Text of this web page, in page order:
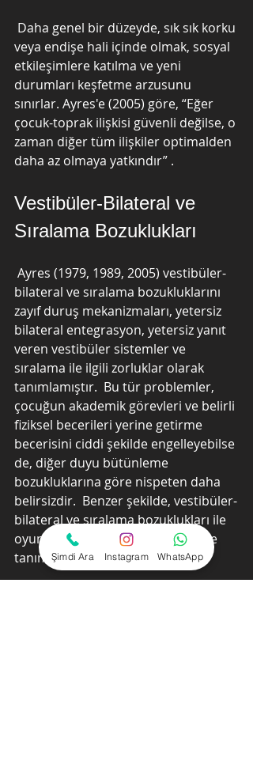
veya endişe hali içinde olmak, sosyal
etkileşimlere katılma ve yeni
durumları keşfetme arzusunu
sınırlar. Ayres'e (2005) göre, “Eğer
çocuk-toprak ilişkisi güvenli değilse, o
zaman diğer tüm ilişkiler optimalden
daha az olmaya yatkındır” .
Vestibüler-Bilateral ve
Sıralama Bozuklukları
bilateral ve sıralama bozukluklarını
zayıf duruş mekanizmaları, yetersiz
bilateral entegrasyon, yetersiz yanıt
veren vestibüler sistemler ve
sıralama ile ilgili zorluklar olarak
tanımlamıştır.  Bu tür problemler,
çocuğun akademik görevleri ve belirli
fiziksel becerileri yerine getirme
becerisini ciddi şekilde engelleyebilse
de, diğer duyu bütünleme
bozukluklarına göre nispeten daha
belirsizdir.  Benzer şekilde, vestibüler-
bilateral ve sıralama bozuklukları ile
oyun arasındaki ilişki de belirsiz ve
tanımlanması zor olabilir.
Şimdi Ara Instagram WhatsApp